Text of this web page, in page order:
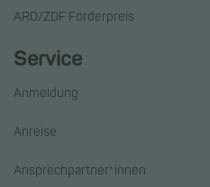
ARD/ZDF Förderpreis
Service
Anmeldung
Anreise
Ansprechpartner*innen